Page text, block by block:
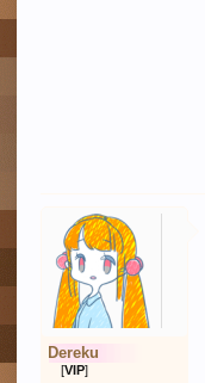
Dereku
[VIP]